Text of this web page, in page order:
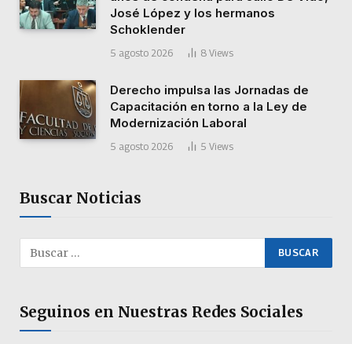
José López y los hermanos
Schoklender
5 agosto 2026 8 Views
Derecho impulsa las Jornadas de
Capacitación en torno a la Ley de
Modernización Laboral
5 agosto 2026 5 Views
Buscar Noticias
Seguinos en Nuestras Redes Sociales